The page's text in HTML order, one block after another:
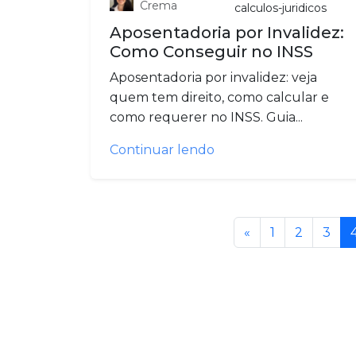
Crema
calculos-juridicos
Aposentadoria por Invalidez:
Como Conseguir no INSS
Aposentadoria por invalidez: veja
quem tem direito, como calcular e
como requerer no INSS. Guia...
Continuar lendo
« 1 2 3